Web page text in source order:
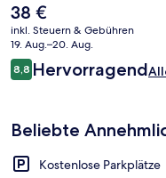
Der
aktuelle
Preis
beträgt
38 €.
38 €
inkl. Steuern & Gebühren
19. Aug.–20. Aug.
Bewertungen
8,88,8 von 10.
Hervorragend
Beliebte
Kostenlose Parkplätze